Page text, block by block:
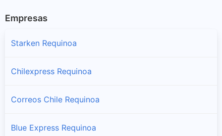
Empresas
Starken Requinoa
Chilexpress Requinoa
Correos Chile Requinoa
Blue Express Requinoa